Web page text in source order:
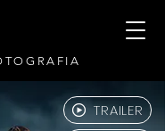
TRAILER